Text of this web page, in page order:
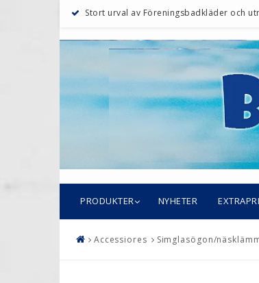
Stort urval av Föreningsbadkläder och
PRODUKTER NYHETER
Accessiores Simglasögon/